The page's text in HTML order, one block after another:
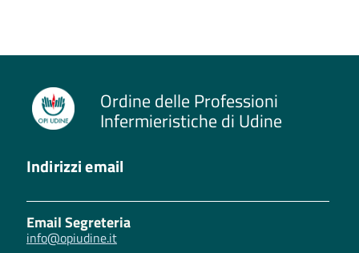
Ordine delle Professioni
Infermieristiche di Udine
Indirizzi email
Email Segreteria
info@opiudine.it